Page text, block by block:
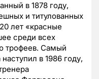
в 1878 году,
и титулованных
лет «красные
среди всех
трофеев. Самый
в 1986 году,